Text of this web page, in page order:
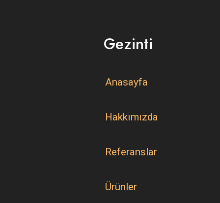
Gezinti
Anasayfa
Hakkımızda
Referanslar
Ürünler